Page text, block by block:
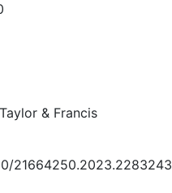
& Francis
21664250.2023.2283243